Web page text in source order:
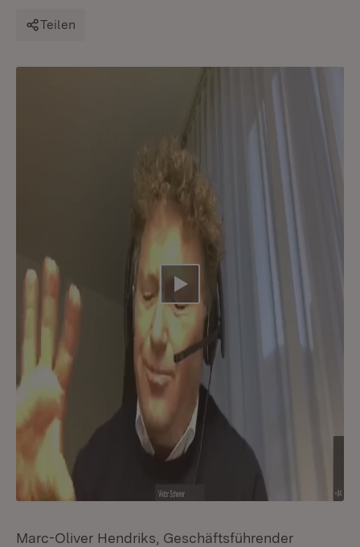
Teilen
Video abspielen
Marc-Oliver Hendriks, Geschäftsführender